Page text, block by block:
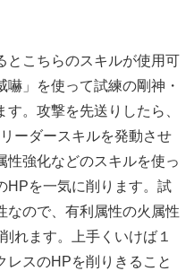
とこちらのスキルが使用可
」を使って試練の剛神・
。攻撃を先送りしたら、
ーダースキルを発動させ
性強化などのスキルを使っ
HPを一気に削ります。試
なので、有利属性の火属性
れます。上手くいけば１
レスのHPを削りきること